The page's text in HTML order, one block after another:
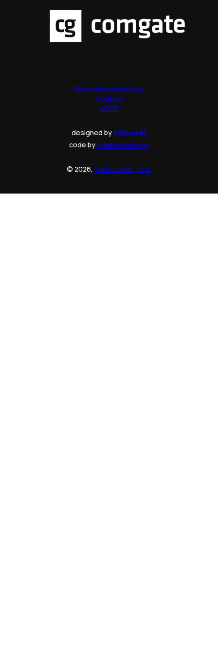
Obchodné podmienky
Cookies
GDPR
designed bywildcards
code bywisdomfactory
© 2026, KANCELARIE, s.r.o.